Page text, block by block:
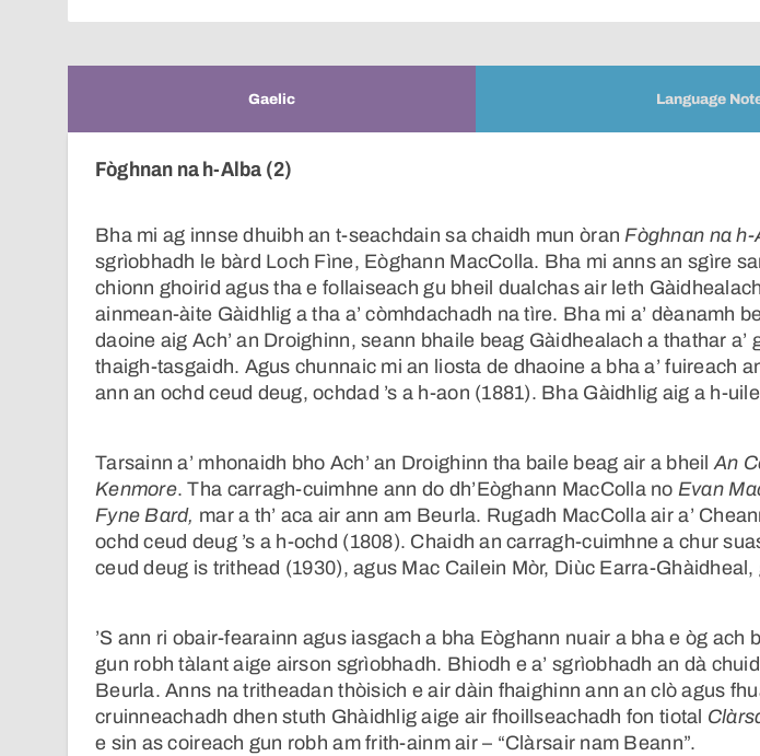
Gaelic Language
Fòghnan na h-Alba (2)
Bha mi ag innse dhuibh an t-seachdain sa chaidh mun òranFòghnan na h-
sgrìobhadh le bàrd Loch Fìne, Eòghann MacColla. Bha mi anns an sgìre
chionn ghoirid agus tha e follaiseach gu bheil dualchas air leth Gàidhealach
ainmean-àite Gàidhlig a tha a’ còmhdachadh na tìre. Bha mi a’ dèanamh
daoine aig Ach’ an Droighinn, seann bhaile beag Gàidhealach a thathar a’
thaigh-tasgaidh. Agus chunnaic mi an liosta de dhaoine a bha a’ fuireach
ann an ochd ceud deug, ochdad ’s a h-aon (1881). Bha Gàidhlig aig a h-
Tarsainn a’ mhonaidh bho Ach’ an Droighinn tha baile beag air a bheilAn
Kenmore. Tha carragh-cuimhne ann do dh’Eòghann MacColla no Evan
Fyne Bard, mar a th’ aca air ann am Beurla. Rugadh MacColla air a’
ochd ceud deug ’s a h-ochd (1808). Chaidh an carragh-cuimhne a chur
ceud deug is trithead (1930), agus Mac Cailein Mòr, Diùc Earra-
’S ann ri obair-fearainn agus iasgach a bha Eòghann nuair a bha e òg ach
gun robh tàlant aige airson sgrìobhadh. Bhiodh e a’ sgrìobhadh an dà
Beurla. Anns na tritheadan thòisich e air dàin fhaighinn ann an clò agus
cruinneachadh dhen stuth Ghàidhlig aige air fhoillseachadh fon tiotal
e sin as coireach gun robh am frith-ainm air – “Clàrsair nam Beann”.